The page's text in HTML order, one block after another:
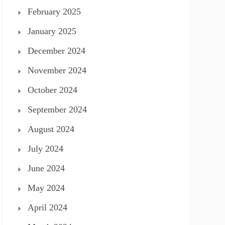
February 2025
January 2025
December 2024
November 2024
October 2024
September 2024
August 2024
July 2024
June 2024
May 2024
April 2024